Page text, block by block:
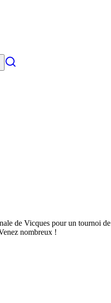
de Vicques pour un tournoi
nombreux !